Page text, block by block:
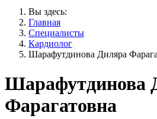
Вы здесь:
Главная
Специалисты
Кардиолог
Шарафутдинова Диляра
Шарафутдинова
Фарагатовна